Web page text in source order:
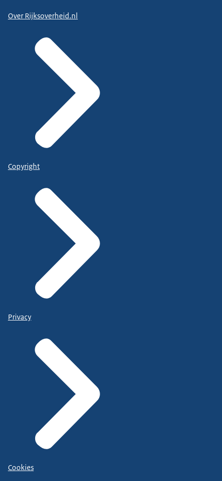
Over Rijksoverheid.nl
Copyright
Privacy
Cookies